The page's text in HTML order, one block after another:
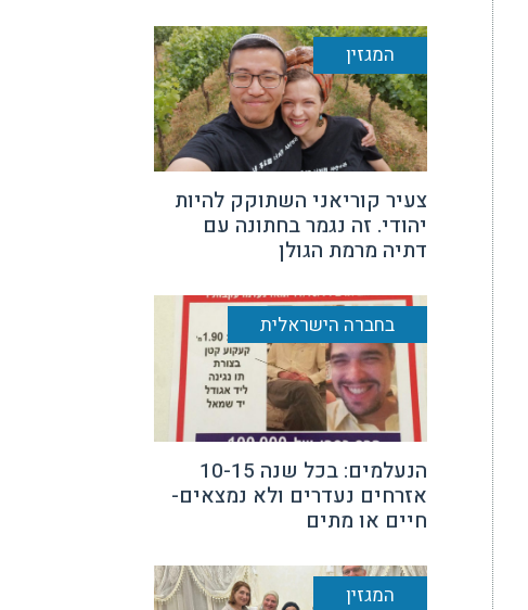
המגזין
צעיר קוריאני השתוקק להיות
יהודי. זה נגמר בחתונה עם
דתיה מרמת הגולן
בחברה הישראלית
הנעלמים: בכל שנה 10-15
אזרחים נעדרים ולא נמצאים-
חיים או מתים
המגזין